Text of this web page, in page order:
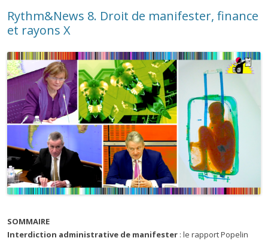
Rythm&News 8. Droit de manifester, finance
et rayons X
SOMMAIRE
Interdiction administrative de manifester : le rapport Popelin